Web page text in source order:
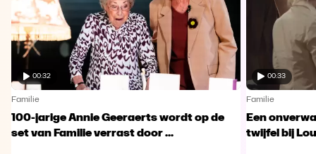
00:32
Familie
100-jarige Annie Geeraerts wordt op de
set van Familie verrast door ...
00:33
Familie
Een
twijfel bij